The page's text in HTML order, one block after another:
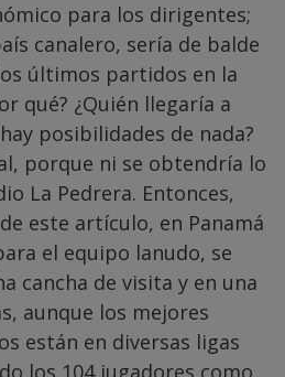
para los dirigentes;
canalero, sería de balde
últimos partidos en la
qué? ¿Quién llegaría a
posibilidades de nada?
porque ni se obtendría lo
La Pedrera. Entonces,
este artículo, en Panamá
el equipo lanudo, se
cancha de visita y en una
aunque los mejores
están en diversas ligas
los 104 jugadores como